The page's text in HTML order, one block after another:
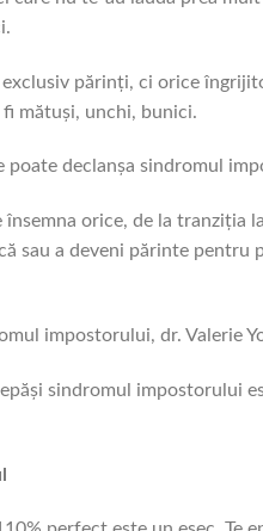
părinți, ci orice
mătuși, unchi, bunici.
poate declanșa sindromul
orice, de la tranziția
sau a deveni părinte pentru
impostorului, dr. Valerie
sindromul impostorului